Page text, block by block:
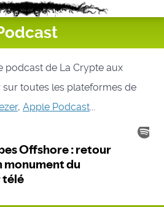
podcast de La Crypte aux
sur toutes les plateformes de
, Apple Podcast...